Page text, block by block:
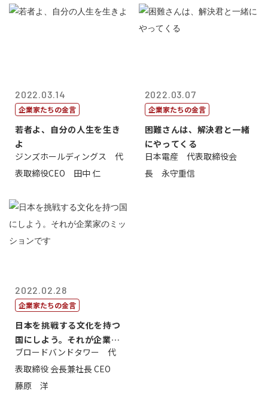
2022.03.14
企業家たちの金言
若者よ、自分の人生を生き
よ
ジンズホールディングス 代
表取締役CEO 田中 仁
2022.03.07
企業家たちの金言
困難さんは、解決君と一緒
にやってくる
日本電産 代表取締役会
長 永守重信
2022.02.28
企業家たちの金言
日本を挑戦する文化を持つ
国にしよう。それが企業家
のミッション...
ブロードバンドタワー 代
表取締役 会長兼社長 CEO
藤原 洋